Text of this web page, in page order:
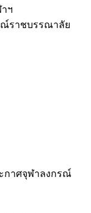
ฯ
ณ์ราชบรรณาลัย
กาศจุฬาลงกรณ์